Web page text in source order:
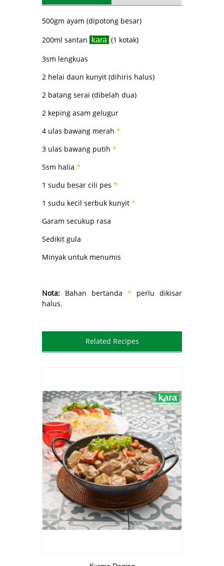
500gm ayam (dipotong besar)
200ml santan
kara (1 kotak)
3sm lengkuas
2 helai daun kunyit (dihiris halus)
2 batang serai (dibelah dua)
2 keping asam gelugur
4 ulas bawang merah *
3 ulas bawang putih *
5sm halia *
1 sudu besar cili pes *
1 sudu kecil serbuk kunyit *
Garam secukup rasa
Sedikit gula
Minyak untuk menumis
Nota: Bahan bertanda * perlu dikisar
halus.
Related Recipes
View More